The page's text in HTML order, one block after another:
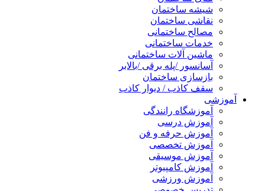
شیشه ساختمان
نقاشی ساختمان
مصالح ساختمانی
خدمات ساختمانی
ماشین آلات ساختمانی
آسانسور /پله برقی /بالابر
بازسازی ساختمان
سقف کاذب / دیوار کاذب
آموزشی
آموزشگاه رانندگی
آموزش درسی
آموزش حرفه و فن
آموزش تخصصی
آموزش موسیقی
آموزش کامپیوتر
آموزش ورزشی